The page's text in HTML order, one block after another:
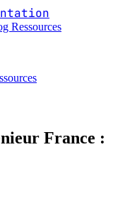
Ressources
France :